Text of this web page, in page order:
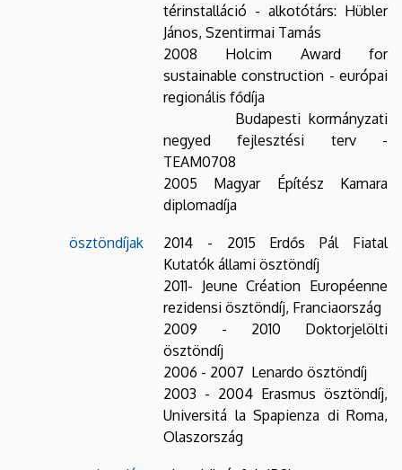
térinstalláció - alkotótárs: Hübler
János, Szentirmai Tamás
2008 Holcim Award for
sustainable construction - európai
regionális fődíja
Budapesti kormányzati
negyed fejlesztési terv -
TEAM0708
2005 Magyar Építész Kamara
diplomadíja
ösztöndíjak
2014 - 2015 Erdős Pál Fiatal
Kutatók állami ösztöndíj
2011- Jeune Création Européenne
rezidensi ösztöndíj, Franciaország
2009 - 2010 Doktorjelölti
ösztöndíj
2006 - 2007 Lenardo ösztöndíj
2003 - 2004 Erasmus ösztöndíj,
Universitá la Spapienza di Roma,
Olaszország